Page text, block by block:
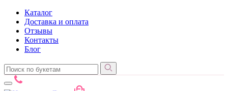
Каталог
Доставка и оплата
Отзывы
Контакты
Блог